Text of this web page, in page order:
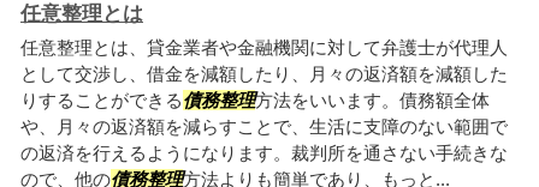
任意整理とは
任意整理とは、貸金業者や金融機関に対して弁護士が代理人
として交渉し、借金を減額したり、月々の返済額を減額した
りすることができる債務整理方法をいいます。債務額全体
や、月々の返済額を減らすことで、生活に支障のない範囲で
の返済を行えるようになります。裁判所を通さない手続きな
ので、他の債務整理方法よりも簡単であり、もっと...